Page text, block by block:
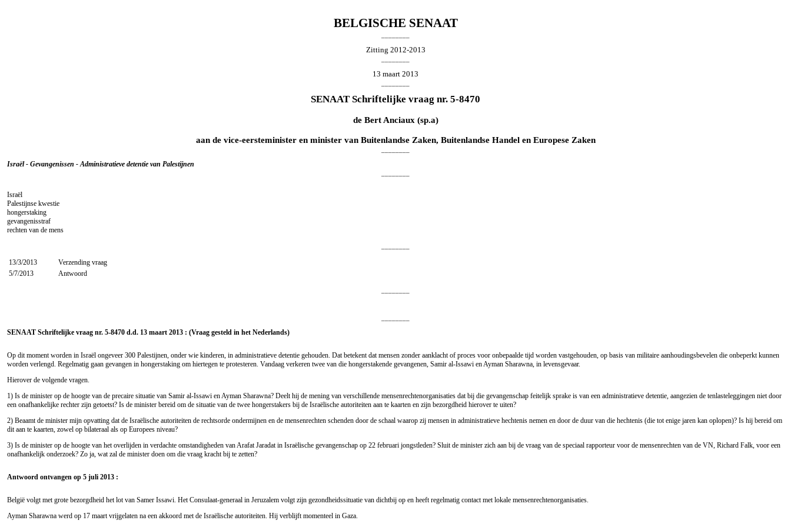
BELGISCHE SENAAT
Zitting 2012-2013
13 maart 2013
SENAAT Schriftelijke vraag nr. 5-8470
de Bert Anciaux (sp.a)
aan de vice-eersteminister en minister van Buitenlandse Zaken, Buitenlandse Handel en Europese Zaken
Israël - Gevangenissen - Administratieve detentie van Palestijnen
Israël
Palestijnse kwestie
hongerstaking
gevangenisstraf
rechten van de mens
13/3/2013
Verzending vraag
5/7/2013
Antwoord
SENAAT Schriftelijke vraag nr. 5-8470 d.d. 13 maart 2013 : (Vraag gesteld in het Nederlands)
Op dit moment worden in Israël ongeveer 300 Palestijnen, onder wie kinderen, in administratieve detentie gehouden. Dat betekent dat mensen zonder aanklacht of proces voor onbepaalde tijd worden vastgehouden, op basis van militaire aanhoudingsbevelen die onbeperkt kunnen
worden verlengd. Regelmatig gaan gevangen in hongerstaking om hiertegen te protesteren. Vandaag verkeren twee van die hongerstakende gevangenen, Samir al-Issawi en Ayman Sharawna, in levensgevaar.
Hierover de volgende vragen.
1) Is de minister op de hoogte van de precaire situatie van Samir al-Issawi en Ayman Sharawna? Deelt hij de mening van verschillende mensenrechtenorganisaties dat bij die gevangenschap feitelijk sprake is van een administratieve detentie, aangezien de tenlasteleggingen niet door
een onafhankelijke rechter zijn getoetst? Is de minister bereid om de situatie van de twee hongerstakers bij de Israëlische autoriteiten aan te kaarten en zijn bezorgdheid hierover te uiten?
2) Beaamt de minister mijn opvatting dat de Israëlische autoriteiten de rechtsorde ondermijnen en de mensenrechten schenden door de schaal waarop zij mensen in administratieve hechtenis nemen en door de duur van die hechtenis (die tot enige jaren kan oplopen)? Is hij bereid om
dit aan te kaarten, zowel op bilateraal als op Europees niveau?
3) Is de minister op de hoogte van het overlijden in verdachte omstandigheden van Arafat Jaradat in Israëlische gevangenschap op 22 februari jongstleden? Sluit de minister zich aan bij de vraag van de speciaal rapporteur voor de mensenrechten van de VN, Richard Falk, voor een
onafhankelijk onderzoek? Zo ja, wat zal de minister doen om die vraag kracht bij te zetten?
Antwoord ontvangen op 5 juli 2013 :
België volgt met grote bezorgdheid het lot van Samer Issawi. Het Consulaat-generaal in Jeruzalem volgt zijn gezondheidssituatie van dichtbij op en heeft regelmatig contact met lokale mensenrechtenorganisaties.
Ayman Sharawna werd op 17 maart vrijgelaten na een akkoord met de Israëlische autoriteiten. Hij verblijft momenteel in Gaza.